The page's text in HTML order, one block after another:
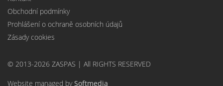
Obchodní podmínky
Prohlášení o ochraně osobních údajů
Zásady cookies
© 2013-2026 ZASPAS | All RIGHTS RESERVED
Website managed bySoftmedia